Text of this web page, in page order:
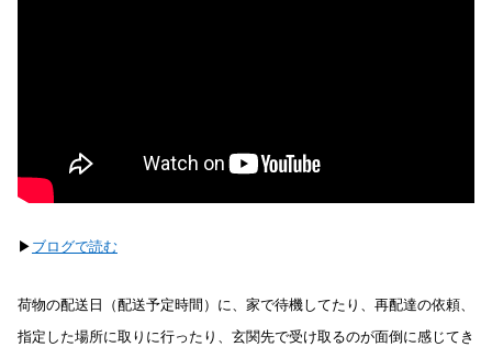
▶︎ ブログで読む
荷物の配送日（配送予定時間）に、家で待機してたり、再配達の依頼、
指定した場所に取りに行ったり、玄関先で受け取るのが面倒に感じてき